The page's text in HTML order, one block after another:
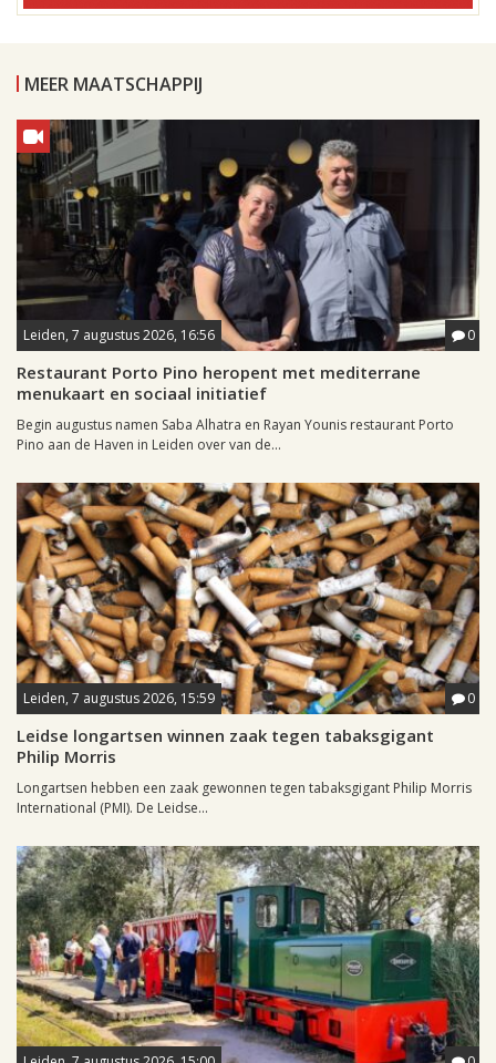
MEER MAATSCHAPPIJ
Leiden, 7 augustus 2026, 16:56 0
Restaurant Porto Pino heropent met mediterrane
menukaart en sociaal initiatief
Begin augustus namen Saba Alhatra en Rayan Younis restaurant Porto
Pino aan de Haven in Leiden over van de...
Leiden, 7 augustus 2026, 15:59 0
Leidse longartsen winnen zaak tegen tabaksgigant
Philip Morris
Longartsen hebben een zaak gewonnen tegen tabaksgigant Philip Morris
International (PMI). De Leidse...